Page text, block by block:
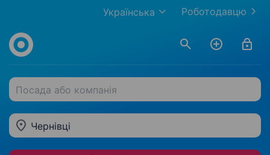
Роботодавцю
Українська
Посада або компанія
Чернівці